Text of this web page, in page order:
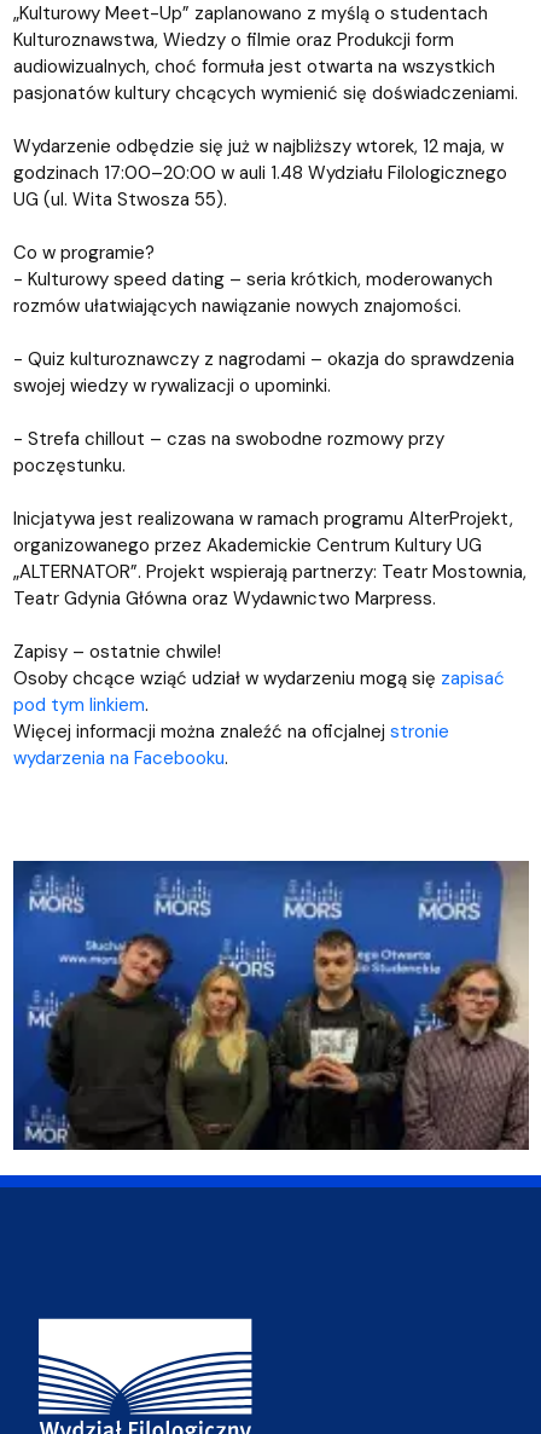
„Kulturowy Meet-Up” zaplanowano z myślą o studentach
Kulturoznawstwa, Wiedzy o filmie oraz Produkcji form
audiowizualnych, choć formuła jest otwarta na wszystkich
pasjonatów kultury chcących wymienić się doświadczeniami.
Wydarzenie odbędzie się już w najbliższy wtorek, 12 maja, w
godzinach 17:00–20:00 w auli 1.48 Wydziału Filologicznego
UG (ul. Wita Stwosza 55).
Co w programie?
- Kulturowy speed dating – seria krótkich, moderowanych
rozmów ułatwiających nawiązanie nowych znajomości.
- Quiz kulturoznawczy z nagrodami – okazja do sprawdzenia
swojej wiedzy w rywalizacji o upominki.
- Strefa chillout – czas na swobodne rozmowy przy
poczęstunku.
Inicjatywa jest realizowana w ramach programu AlterProjekt,
organizowanego przez Akademickie Centrum Kultury UG
„ALTERNATOR”. Projekt wspierają partnerzy: Teatr Mostownia,
Teatr Gdynia Główna oraz Wydawnictwo Marpress.
Zapisy – ostatnie chwile!
Osoby chcące wziąć udział w wydarzeniu mogą się zapisać
pod tym linkiem.
Więcej informacji można znaleźć na oficjalnej stronie
wydarzenia na Facebooku.
Adres Wydziału